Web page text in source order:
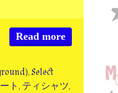
Read more
,Select
ト, ティシャツ,